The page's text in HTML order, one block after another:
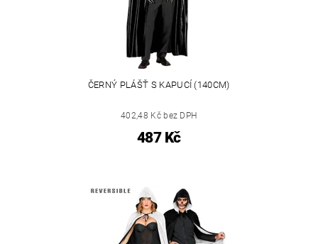
ČERNÝ PLÁŠŤ S KAPUCÍ (140CM)
402,48 Kč bez DPH
487 Kč